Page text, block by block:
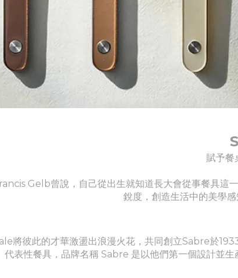
賦予餐
Gelb曾說，自己從出生就知道長大會從事餐具這
銳度，創造生活中的美學
將彼此的才華激盪出浪漫火花，共同創立Sabre於
代表性餐具，品牌名稱 Sabre 是以他們第一個設計並